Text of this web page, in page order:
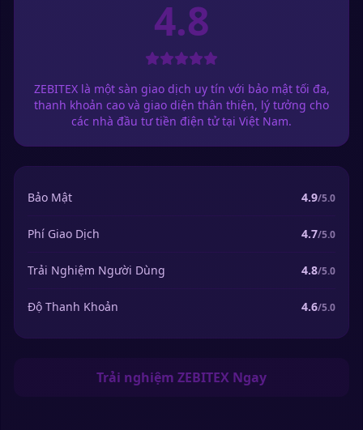
4.8
ZEBITEX là một sàn giao dịch uy tín với bảo mật tối đa,
thanh khoản cao và giao diện thân thiện, lý tưởng cho
các nhà đầu tư tiền điện tử tại Việt Nam.
Bảo Mật 4.9/5.0
Phí Giao Dịch 4.7/5.0
Trải Nghiệm Người Dùng 4.8/5.0
Độ Thanh Khoản 4.6/5.0
Trải nghiệm ZEBITEX Ngay